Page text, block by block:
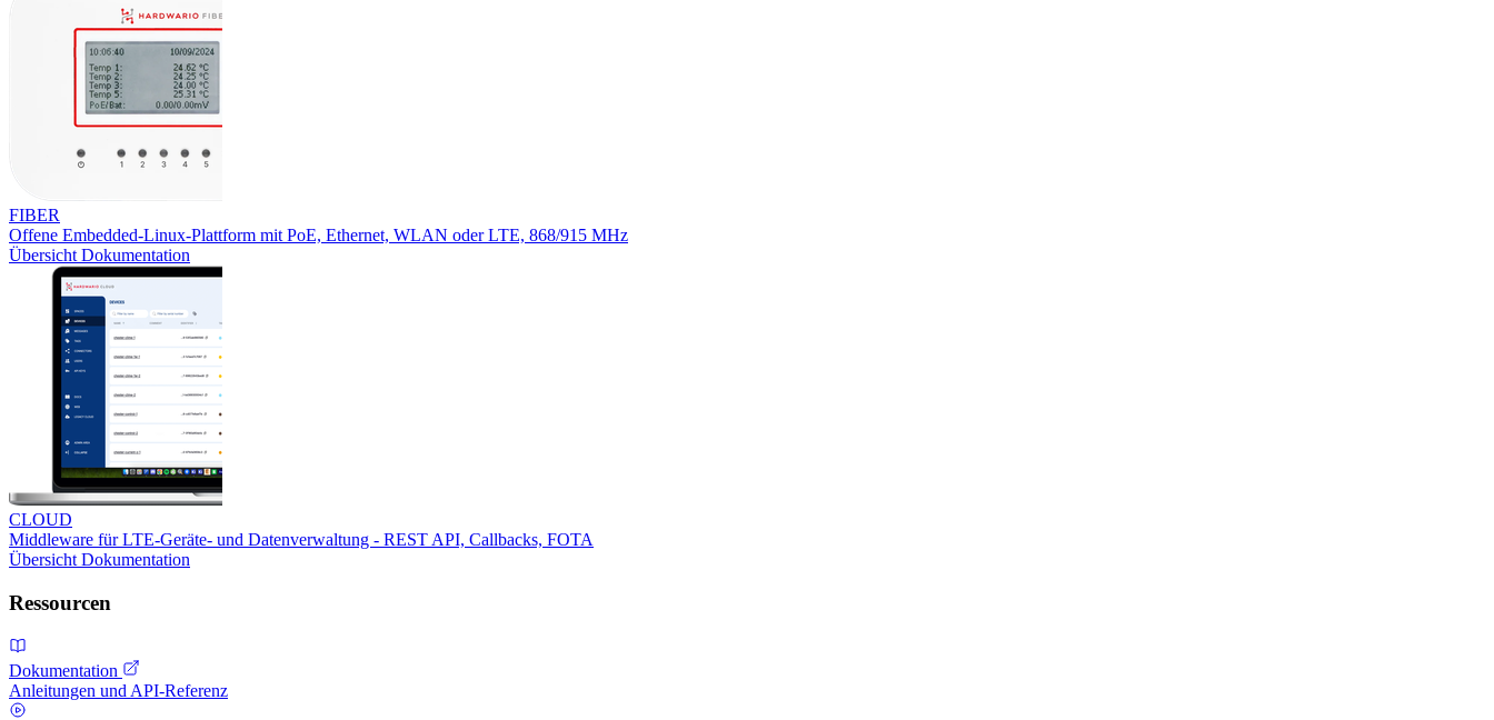
FIBER
Offene Embedded-Linux-Plattform mit PoE, Ethernet, WLAN oder LTE, 868/915 MHz
Übersicht Dokumentation
CLOUD
Middleware für LTE-Geräte- und Datenverwaltung - REST API, Callbacks, FOTA
Übersicht Dokumentation
Ressourcen
Dokumentation
Anleitungen und API-Referenz